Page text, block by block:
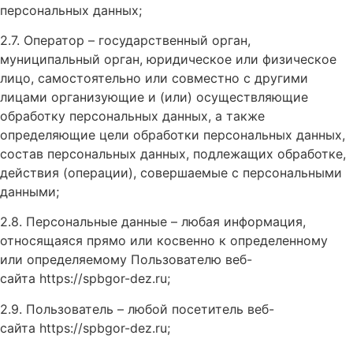
персональных данных;
2.7. Оператор – государственный орган,
муниципальный орган, юридическое или физическое
лицо, самостоятельно или совместно с другими
лицами организующие и (или) осуществляющие
обработку персональных данных, а также
определяющие цели обработки персональных данных,
состав персональных данных, подлежащих обработке,
действия (операции), совершаемые с персональными
данными;
2.8. Персональные данные – любая информация,
относящаяся прямо или косвенно к определенному
или определяемому Пользователю веб-
сайта https://spbgor-dez.ru;
2.9. Пользователь – любой посетитель веб-
сайта https://spbgor-dez.ru;